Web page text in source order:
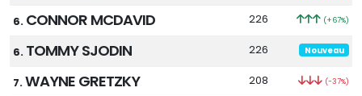
6. CONNOR MCDAVID 226 (+67%)
6. TOMMY SJODIN 226 Nouveau
7.WAYNE GRETZKY 208 (-37%)